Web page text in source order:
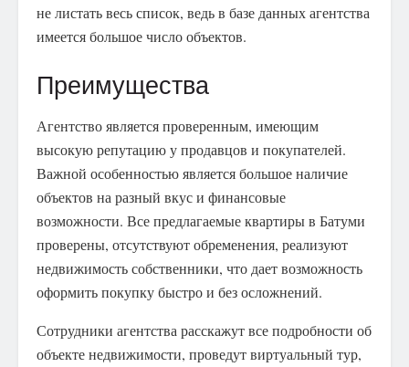
не листать весь список, ведь в базе данных агентства
имеется большое число объектов.
Преимущества
Агентство является проверенным, имеющим
высокую репутацию у продавцов и покупателей.
Важной особенностью является большое наличие
объектов на разный вкус и финансовые
возможности. Все предлагаемые квартиры в Батуми
проверены, отсутствуют обременения, реализуют
недвижимость собственники, что дает возможность
оформить покупку быстро и без осложнений.
Сотрудники агентства расскажут все подробности об
объекте недвижимости, проведут виртуальный тур,